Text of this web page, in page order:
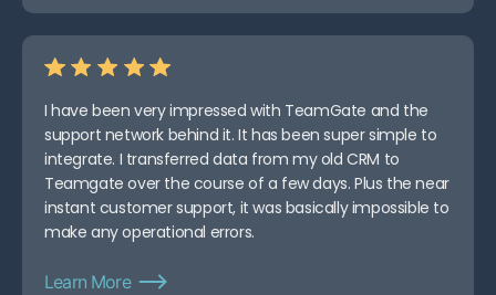
I have been very impressed with TeamGate and the
support network behind it. It has been super simple to
integrate. I transferred data from my old CRM to
Teamgate over the course of a few days. Plus the near
instant customer support, it was basically impossible to
make any operational errors.
Learn More